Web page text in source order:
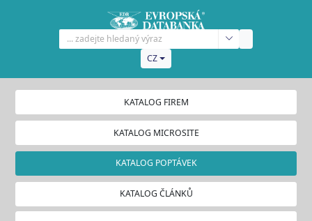
CZ
KATALOG FIREM
KATALOG MICROSITE
KATALOG POPTÁVEK
KATALOG ČLÁNKŮ